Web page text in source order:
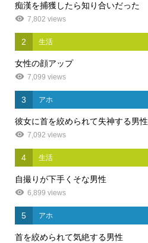
痴漢を捕獲したら知り合いだった
7,802 views
2 生活
女性の顔アップ
7,099 views
3 アホ
彼女に首を絞められて失神する男性
7,092 views
4 生活
自撮りが下手くそな男性
6,899 views
5 アホ
首を絞められて気絶する男性